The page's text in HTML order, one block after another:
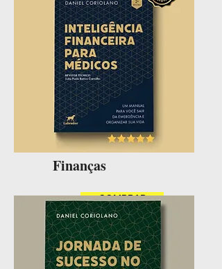
Finanças
COMPRAR